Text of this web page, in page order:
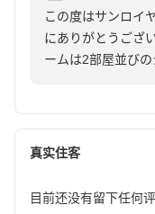
この度はサンロイ
にありがとうござ
ームは2部屋並びの
思います。
今後もより良いサ
す。
真实住客
目前还没有留下任何评